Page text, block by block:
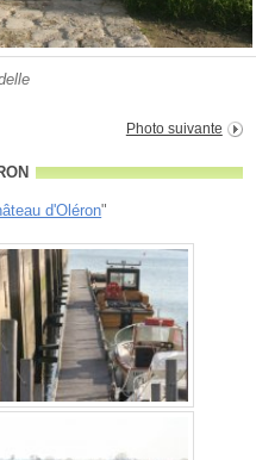
Photo suivante
d'Oléron"